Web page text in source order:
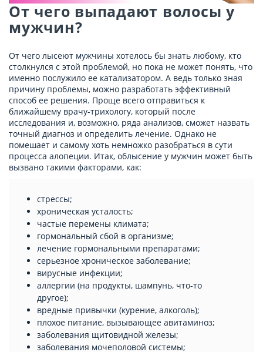
От чего выпадают волосы у
мужчин?
От чего лысеют мужчины хотелось бы знать любому, кто
столкнулся с этой проблемой, но пока не может понять, что
именно послужило ее катализатором. А ведь только зная
причину проблемы, можно разработать эффективный
способ ее решения. Проще всего отправиться к
ближайшему врачу-трихологу, который после
исследования и, возможно, ряда анализов, сможет назвать
точный диагноз и определить лечение. Однако не
помешает и самому хоть немножко разобраться в сути
процесса алопеции. Итак, облысение у мужчин может быть
вызвано такими факторами, как:
стрессы;
хроническая усталость;
частые перемены климата;
гормональный сбой в организме;
лечение гормональными препаратами;
серьезное хроническое заболевание;
вирусные инфекции;
аллергии (на продукты, шампунь, что-то
другое);
вредные привычки (курение, алкоголь);
плохое питание, вызывающее авитаминоз;
заболевания щитовидной железы;
заболевания мочеполовой системы;